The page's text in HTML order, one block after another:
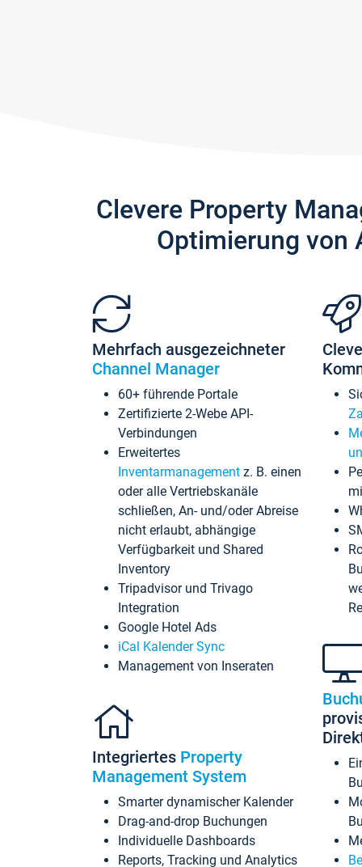
Clevere Property
Optimierung von
Mehrfach ausgezeichneter
Channel Manager
60+ führende Portale
Zertifizierte 2-Webe API-
Verbindungen
Erweitertes
Inventarmanagement z. B. einen
oder alle Vertriebskanäle
schließen, An- und/oder Abreise
nicht erlaubt, abhängige
Verfügbarkeit und Shared
Inventory
Tripadvisor und Trivago
Integration
Google Hotel Ads
iCal Kalender Sync
Management von Inseraten
Integriertes Property
Management System
Smarter dynamischer Kalender
Drag-and-drop Buchungen
Individuelle Dashboards
Reports, Tracking und Analytics